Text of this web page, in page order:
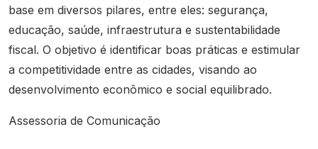
base em diversos pilares, entre eles: segurança,
educação, saúde, infraestrutura e sustentabilidade
fiscal. O objetivo é identificar boas práticas e estimular
a competitividade entre as cidades, visando ao
desenvolvimento econômico e social equilibrado.
Assessoria de Comunicação